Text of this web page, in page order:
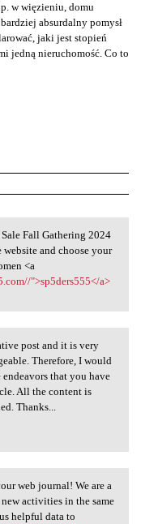
w więzieniu, domu
absurdalny pomysł
jaki jest stopień
jedną nieruchomość. Co to
Sale
Fall Gathering 2024
and choose your
<a
">sp5ders555</a>
post and it is very
Therefore, I would
that you have
All the content is
Thanks...
web journal! We are a
activities in the same
helpful data to